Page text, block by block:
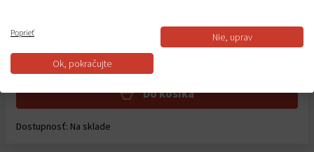
Celkom za
0,2640 €
Do košíka
Dostupnosť: Na sklade
Poprieť Nie, uprav
Ok, pokračujte